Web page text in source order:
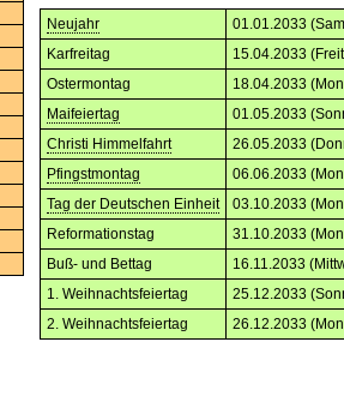
Neujahr
01.01.2033
Karfreitag
15.04.2033
Ostermontag
18.04.2033
Maifeiertag
01.05.2033
Christi Himmelfahrt
26.05.2033
Pfingstmontag
06.06.2033
Tag der Deutschen Einheit
03.10.2033
Reformationstag
31.10.2033
Buß- und Bettag
16.11.2033
1. Weihnachtsfeiertag
25.12.2033
2. Weihnachtsfeiertag
26.12.2033